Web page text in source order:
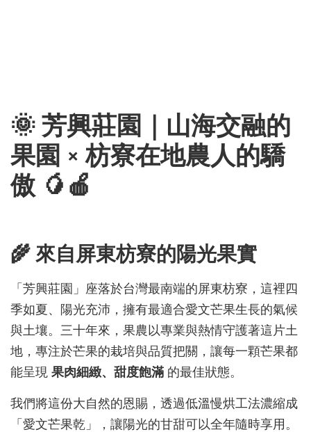
🌞 芳興莊園｜山海交融的
果園 × 枋寮在地農人的驕
傲 🥭🍎
🌾 來自屏東枋寮的陽光果實
「芳興莊園」座落於台灣最南端的屏東枋寮，這裡四
季如夏、陽光充沛，擁有最適合愛文芒果生長的氣候
與土壤。三十年來，果農以專業與熱情守護著這片土
地，專注於芒果的栽培與品質把關，讓每一顆芒果都
能呈現 果肉細緻、甜度飽滿 的最佳狀態。
我們將這份大自然的恩賜，透過低溫慢烘工法濃縮成
「愛文芒果乾」，讓陽光的甘甜可以全年隨時享用。